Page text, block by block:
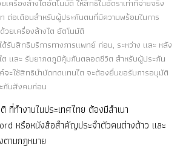
เครื่องล้างไตอัตโนมัติ ให้สิทธิในอัตราเท่าที่จ่ายจริง
ต่อเดือนสำหรับผู้ประกันตนที่มีความพร้อมในการ
วยเครื่องล้างไต อัตโนมัติ
ด้รับสิทธิบริการทางการแพทย์ ก่อน, ระหว่าง และ หลัง
ต และ รับยากดภูมิคุ้มกันตลอดชีวิต สำหรับผู้ประกัน
จะใช้สิทธิบำบัดทดแทนไต จะต้องยื่นขอรับการอนุมัติ
กันสังคมก่อน
ทำงานในประเทศไทย ต้องมีสำเนา
หรือหนังสือสำคัญประจำตัวคนต่างด้าว และ
ามกฎหมาย